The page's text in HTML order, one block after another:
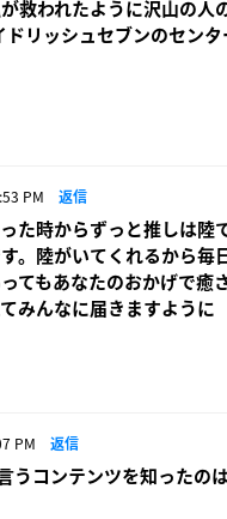
救われたように沢山の人
リッシュセブンのセンタ
PM 返信
た時からずっと推しは陸
。陸がいてくれるから毎
てもあなたのおかげで癒
みんなに届きますように
PM 返信
うコンテンツを知ったの